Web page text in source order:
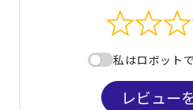
私はロボット
レビュー